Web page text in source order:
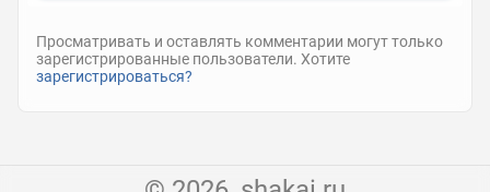
Просматривать и оставлять комментарии могут только
зарегистрированные пользователи. Хотите
зарегистрироваться?